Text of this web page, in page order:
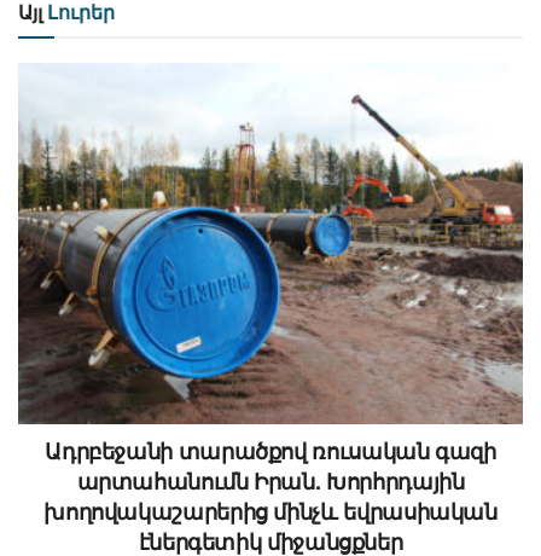
Այլ Լուրեր
Ադրբեջանի տարածքով ռուսական գազի
արտահանումն Իրան. Խորհրդային
խողովակաշարերից մինչև եվրասիական
էներգետիկ միջանցքներ